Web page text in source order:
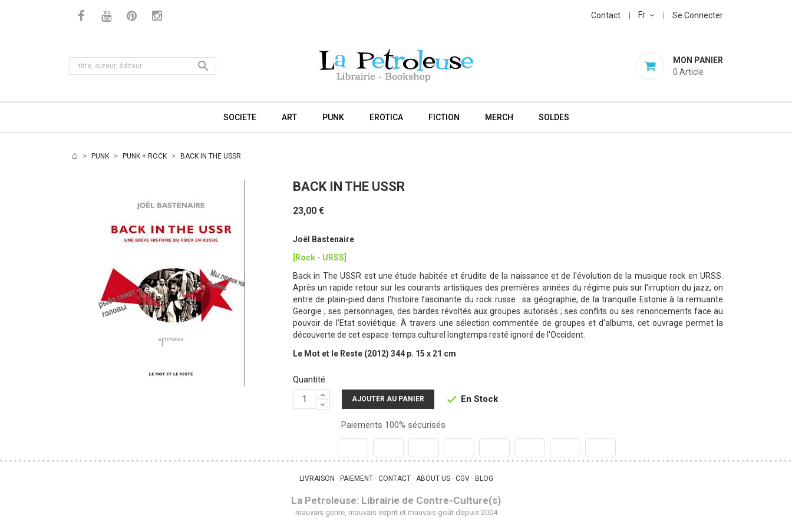
Contact Fr Se Connecter
MON PANIER
0 Article

SOCIETE ART PUNK EROTICA FICTION MERCH SOLDES
PUNK PUNK + ROCK BACK IN THE USSR
BACK IN THE USSR
23,00 €
Joël Bastenaire
[Rock - URSS]
Back in The USSR est une étude habitée et érudite de la naissance et de l'évolution de la musique rock en URSS.
Après un rapide retour sur les courants artistiques des premières années du régime puis sur l'irruption du jazz, on
entre de plain-pied dans l'histoire fascinante du rock russe : sa géographie, de la tranquille Estonie à la remuante
Georgie ; ses personnages, des bardes révoltés aux groupes autorisés ; ses conflits ou ses renoncements face au
pouvoir de l'Etat soviétique. À travers une sélection commentée de groupes et d'albums, cet ouvrage permet la
découverte de cet espace-temps culturel longtemps resté ignoré de l'Occident.
Le Mot et le Reste (2012) 344 p. 15 x 21 cm
Quantité
AJOUTER AU PANIER  En Stock
Paiements 100% sécurisés
LIVRAISON - PAIEMENT - CONTACT - ABOUT US - CGV - BLOG
La Petroleuse: Librairie de Contre-Culture(s)
mauvais genre, mauvais esprit et mauvais goût depuis 2004